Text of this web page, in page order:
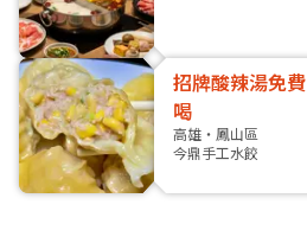
招牌酸辣湯免費
喝
高雄・鳳山區
今鼎手工水餃